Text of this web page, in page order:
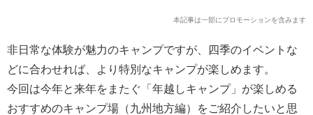
本記事は一部にプロモーションを含みます
非日常な体験が魅力のキャンプですが、四季のイベントな
どに合わせれば、より特別なキャンプが楽しめます。
今回は今年と来年をまたぐ「年越しキャンプ」が楽しめる
おすすめのキャンプ場（九州地方編）をご紹介したいと思